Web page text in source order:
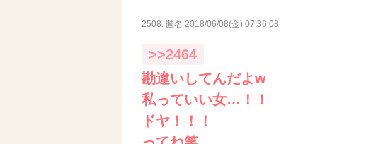
2508. 匿名 2018/06/08(金) 07:36:08
>>2464
勘違いしてんだよw
私っていい女…！！
ドヤ！！！